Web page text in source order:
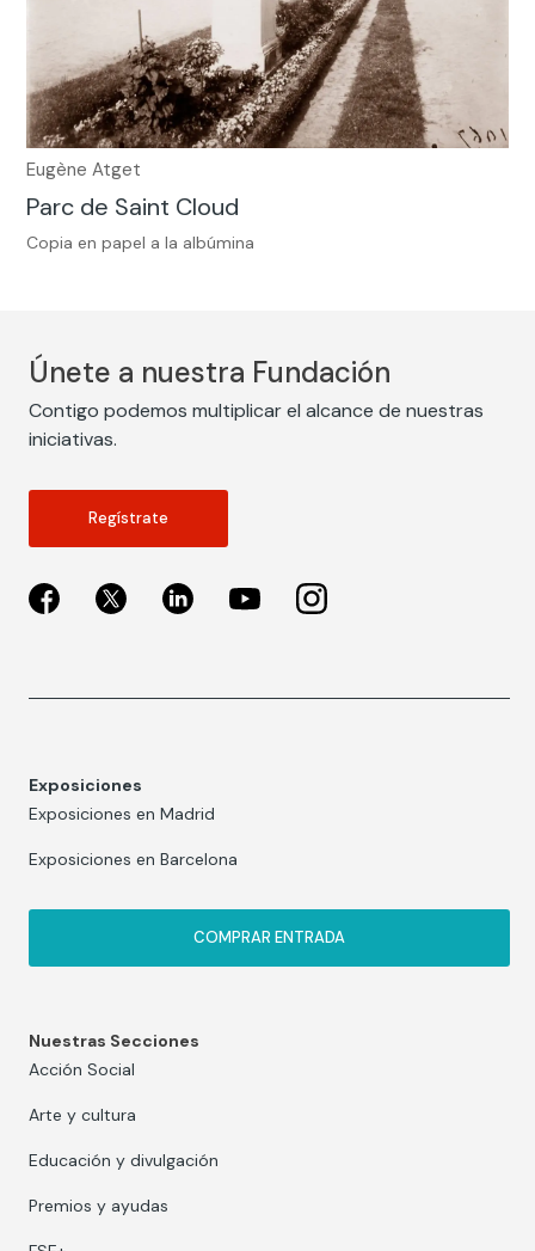
Eugène Atget
Parc de Saint Cloud
Copia en papel a la albúmina
Únete a nuestra Fundación
Contigo podemos multiplicar el alcance de nuestras
iniciativas.
Regístrate
Exposiciones
Exposiciones en Madrid
Exposiciones en Barcelona
COMPRAR ENTRADA
Nuestras Secciones
Acción Social
Arte y cultura
Educación y divulgación
Premios y ayudas